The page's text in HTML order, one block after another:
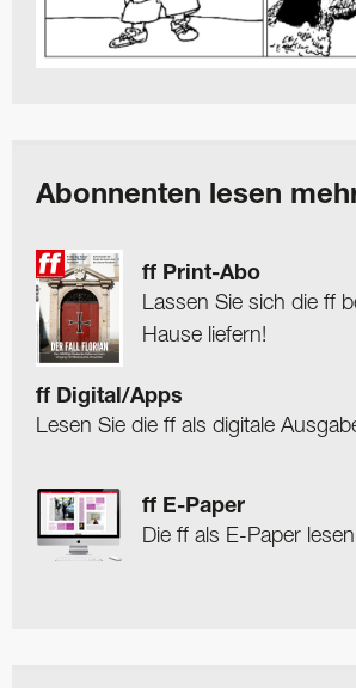
Abonnenten lesen
ff Print-Abo
Lassen Sie sich die ff
Hause liefern!
ff Digital/Apps
Lesen Sie die ff als digitale
ff E-Paper
Die ff als E-Paper